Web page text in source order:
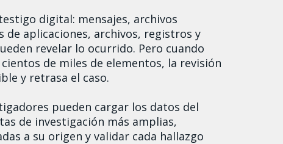
digital: mensajes, archivos
aplicaciones, archivos, registros y
revelar lo ocurrido. Pero cuando
de miles de elementos, la revisión
y retrasa el caso.
pueden cargar los datos del
de investigación más amplias,
a su origen y validar cada hallazgo